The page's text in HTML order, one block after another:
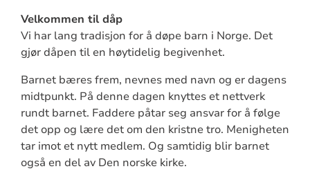
Velkommen til dåp
Vi har lang tradisjon for å døpe barn i Norge. Det
gjør dåpen til en høytidelig begivenhet.
Barnet bæres frem, nevnes med navn og er dagens
midtpunkt. På denne dagen knyttes et nettverk
rundt barnet. Faddere påtar seg ansvar for å følge
det opp og lære det om den kristne tro. Menigheten
tar imot et nytt medlem. Og samtidig blir barnet
også en del av Den norske kirke.